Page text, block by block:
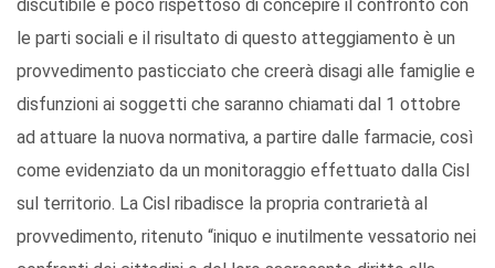
discutibile e poco rispettoso di concepire il confronto con
le parti sociali e il risultato di questo atteggiamento è un
provvedimento pasticciato che creerà disagi alle famiglie e
disfunzioni ai soggetti che saranno chiamati dal 1 ottobre
ad attuare la nuova normativa, a partire dalle farmacie, così
come evidenziato da un monitoraggio effettuato dalla Cisl
sul territorio. La Cisl ribadisce la propria contrarietà al
provvedimento, ritenuto “iniquo e inutilmente vessatorio nei